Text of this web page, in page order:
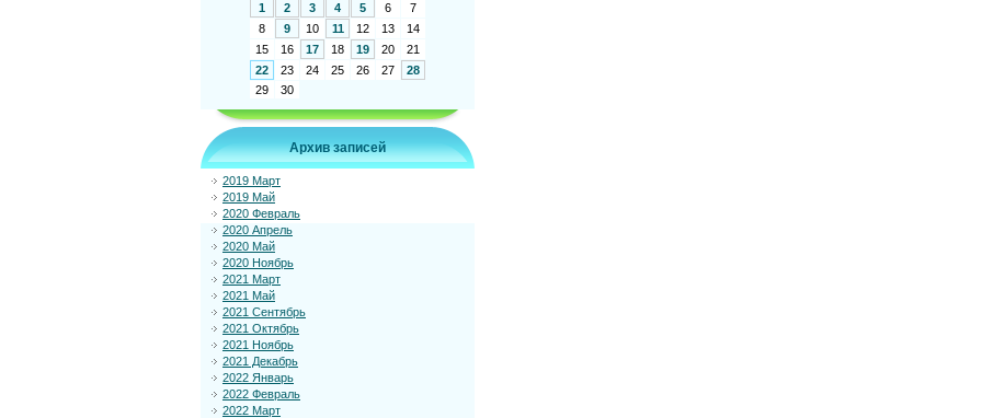
1
2 3 4 5 6
7
8
9 10 11 12 13
14
15
16 17 18 19 20
21
22
23 24 25 26 27
28
29
30
Архив записей
2019 Март
2019 Май
2020 Февраль
2020 Апрель
2020 Май
2020 Ноябрь
2021 Март
2021 Май
2021 Сентябрь
2021 Октябрь
2021 Ноябрь
2021 Декабрь
2022 Январь
2022 Февраль
2022 Март